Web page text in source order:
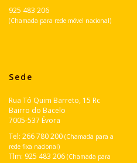
925 483 206
(Chamada para rede móvel nacional)
Sede
Rua Tó Quim Barreto, 15 Rc
Bairro do Bacelo
7005-537 Évora
Tel: 266 780 200 (Chamada para a
rede fixa nacional)
Tlm: 925 483 206 (Chamada para